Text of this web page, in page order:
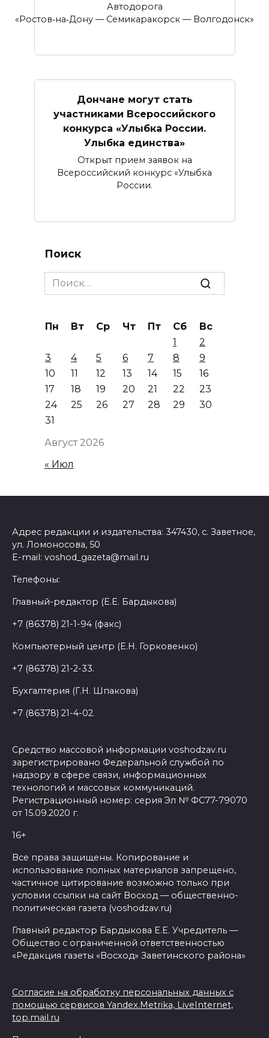
Автодорога
«Ростов‑на‑Дону — Семикаракорск — Волгодонск»
Дончане могут стать
участниками Всероссийского
конкурса «Улыбка России.
Улыбка единства»
Открыт прием заявок на
Всероссийский конкурс «Улыбка
России.
Поиск
Search
for:
Август 2026
Пн Вт Ср Чт Пт Сб
Вс
1
2
3
4 5 6 7 8
9
10
11 12 13 14 15
16
17
18 19 20 21 22
23
24
25 26 27 28 29
30
31
« Июл
Адрес редакции и издательства: 347430, с. Заветное,
ул. Ломоносова, 50
E-mail: voshod_gazeta@mail.ru
Телефоны:
Главный-редактор (Е.Е. Бардыкова)
+7 (86378) 21-1-94 (факс)
Компьютерный центр (Е.Н. Горковенко)
+7 (86378) 21-2-33.
Бухгалтерия (Г.Н. Шпакова)
+7 (86378) 21-4-02.
Средство массовой информации voshodzav.ru
зарегистрировано Федеральной службой по
надзору в сфере связи, информационных
технологий и массовых коммуникаций.
Регистрационный номер: серия Эл № ФС77-79070
от 15.09.2020 г.
16+
Все права защищены. Копирование и
использование полных материалов запрещено,
частичное цитирование возможно только при
условии ссылки на сайт Восход — общественно-
политическая газета (voshodzav.ru)
Главный редактор Бардыкова Е.Е. Учредитель —
Общество с ограниченной ответственностью
«Редакция газеты «Восход» Заветинского района»
Согласие на обработку персональных данных с
помощью сервисов Yandex.Metrika, LiveInternet,
top.mail.ru